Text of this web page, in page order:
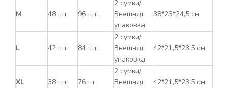
M 48 шт. 96 шт.
2 сумки/
Внешняя
упаковка
38*23*24,5 см
L 42 шт. 84 шт.
2 сумки/
Внешняя
упаковка
42*21,5*23,5 см
XL 38 шт. 76шт
2 сумки/
Внешняя
42*21,5*23,5 см